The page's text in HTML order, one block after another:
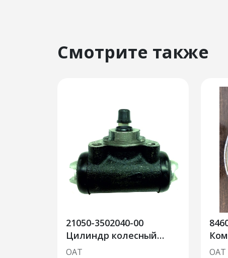
Смотрите также
21050-3502040-00
Цилиндр колесный
заднего тормоза
ОАТ ОАТ